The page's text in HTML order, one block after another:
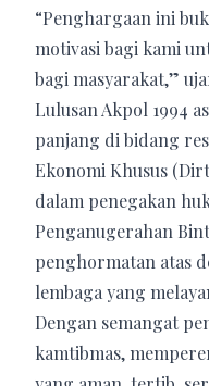
“Penghargaan ini
motivasi bagi kami
bagi masyarakat,”
Lulusan Akpol 1994
panjang di bidang
Ekonomi Khusus
dalam penegakan
Penganugerahan
penghormatan atas
lembaga yang
Dengan semangat
kamtibmas,